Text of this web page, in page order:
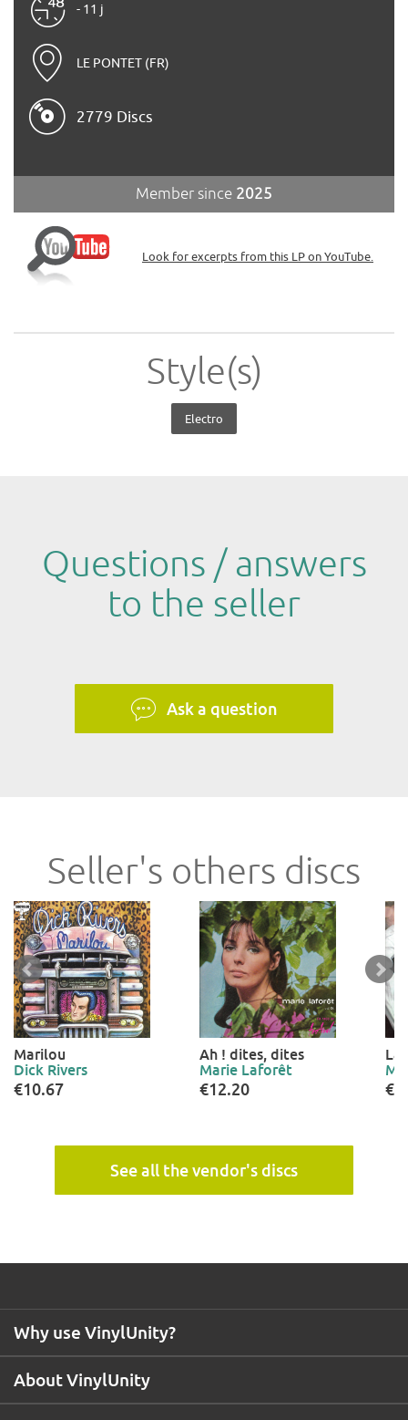
- 11 j
LE PONTET (FR)
2779 Discs
Member since 2025
Look for excerpts from this LP on YouTube.
Style(s)
Electro
Questions / answers
to the seller
Ask a question
Seller's others discs
Marilou
Dick Rivers
€10.67
Ah ! dites, dites
Marie Laforêt
€12.20
La
See all the vendor's discs
About VinylUnity
Why use VinylUnity?